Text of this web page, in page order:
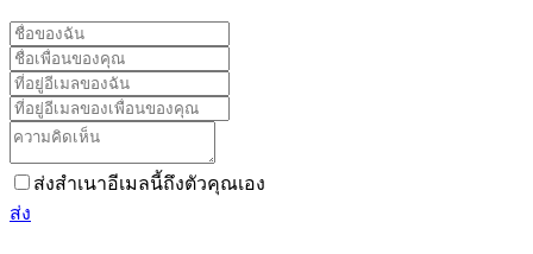
ส่งสำเนาอีเมลนี้ถึงตัวคุณเอง
ส่ง